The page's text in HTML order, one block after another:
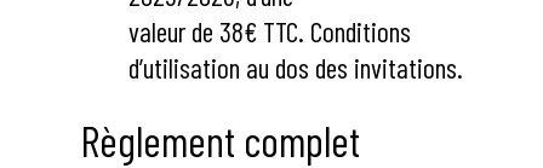
valeur de 38€ TTC. Conditions
d’utilisation au dos des invitations.
Règlement complet